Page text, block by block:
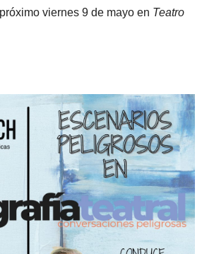
viernes 9 de mayo en Teatro